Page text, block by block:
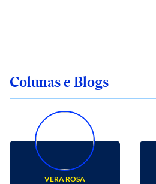
Colunas e Blogs
VERA ROSA